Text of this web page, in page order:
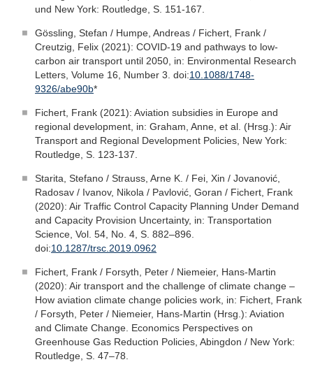
und New York: Routledge, S. 151-167.
Gössling, Stefan / Humpe, Andreas / Fichert, Frank /
Creutzig, Felix (2021): COVID-19 and pathways to low-
carbon air transport until 2050, in: Environmental Research
Letters, Volume 16, Number 3. doi:10.1088/1748-
9326/abe90b*
Fichert, Frank (2021): Aviation subsidies in Europe and
regional development, in: Graham, Anne, et al. (Hrsg.): Air
Transport and Regional Development Policies, New York:
Routledge, S. 123-137.
Starita, Stefano / Strauss, Arne K. / Fei, Xin / Jovanović,
Radosav / Ivanov, Nikola / Pavlović, Goran / Fichert, Frank
(2020): Air Traffic Control Capacity Planning Under Demand
and Capacity Provision Uncertainty, in: Transportation
Science, Vol. 54, No. 4, S. 882–896.
doi:10.1287/trsc.2019.0962
Fichert, Frank / Forsyth, Peter / Niemeier, Hans-Martin
(2020): Air transport and the challenge of climate change –
How aviation climate change policies work, in: Fichert, Frank
/ Forsyth, Peter / Niemeier, Hans-Martin (Hrsg.): Aviation
and Climate Change. Economics Perspectives on
Greenhouse Gas Reduction Policies, Abingdon / New York:
Routledge, S. 47–78.